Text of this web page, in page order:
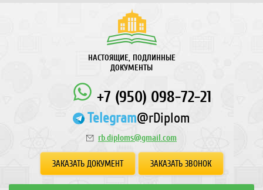
НАСТОЯЩИЕ, ПОДЛИННЫЕ
ДОКУМЕНТЫ
+7 (950) 098-72-21
Telegram@rDiplom
rb.diploms@gmail.com
ЗАКАЗАТЬ ДОКУМЕНТ ЗАКАЗАТЬ ЗВОНОК